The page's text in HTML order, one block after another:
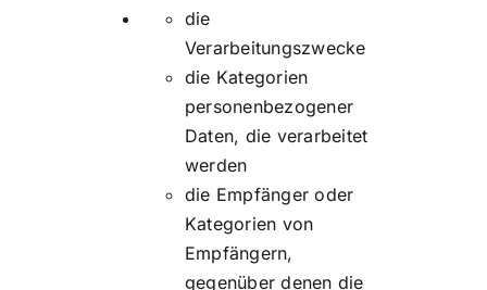
die
Verarbeitungszwecke
die Kategorien
personenbezogener
Daten, die verarbeitet
werden
die Empfänger oder
Kategorien von
Empfängern,
gegenüber denen die